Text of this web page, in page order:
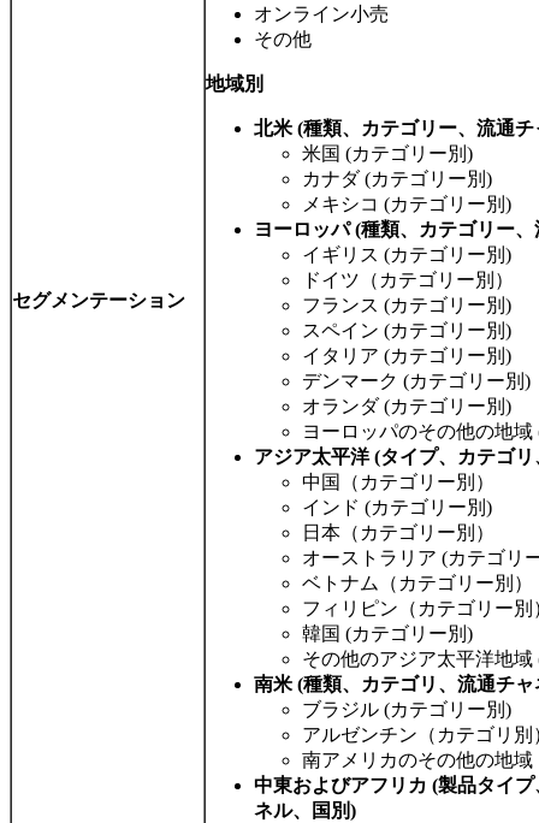
セグメンテーション
オンライン小売
その他
地域別
北米 (種類、カテゴリー、流通
米国 (カテゴリー別)
カナダ (カテゴリー別)
メキシコ (カテゴリー別)
ヨーロッパ (種類、カテゴリー
イギリス (カテゴリー別)
ドイツ（カテゴリー別）
フランス (カテゴリー別)
スペイン (カテゴリー別)
イタリア (カテゴリー別)
デンマーク (カテゴリー別)
オランダ (カテゴリー別)
ヨーロッパのその他の地
アジア太平洋 (タイプ、カテゴ
中国（カテゴリー別）
インド (カテゴリー別)
日本（カテゴリー別）
オーストラリア (カテゴリ
ベトナム（カテゴリー別）
フィリピン（カテゴリー別
韓国 (カテゴリー別)
その他のアジア太平洋地域
南米 (種類、カテゴリ、流通チ
ブラジル (カテゴリー別)
アルゼンチン（カテゴリ別
南アメリカのその他の地
中東およびアフリカ (製品タイ
ネル、国別)